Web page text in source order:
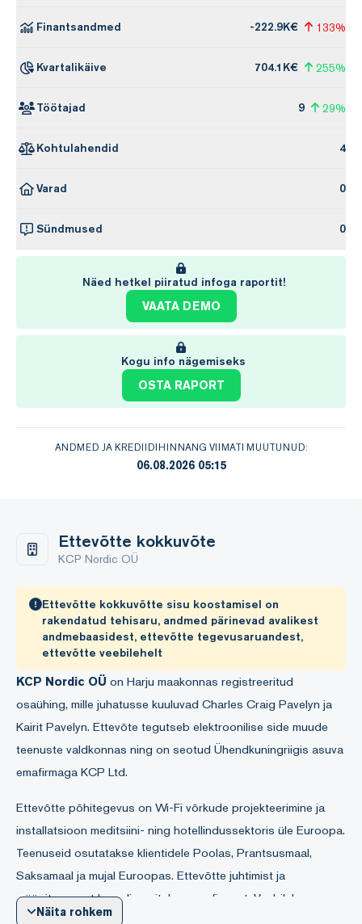
Finantsandmed -222.9K€ 133%
Kvartalikäive 704.1K€ 255%
Töötajad 9 29%
Kohtulahendid 4
Varad 0
Sündmused 0
Näed hetkel piiratud infoga raportit!
VAATA DEMO
Kogu info nägemiseks
OSTA RAPORT
ANDMED JA KREDIIDIHINNANG VIIMATI MUUTUNUD:
06.08.2026 05:15
Ettevõtte kokkuvõte
KCP Nordic OÜ
Ettevõtte kokkuvõtte sisu koostamisel on
rakendatud tehisaru, andmed pärinevad avalikest
andmebaasidest, ettevõtte tegevusaruandest,
ettevõtte veebilehelt
KCP Nordic OÜ on Harju maakonnas registreeritud
osaühing, mille juhatusse kuuluvad Charles Craig Pavelyn ja
Kairit Pavelyn. Ettevõte tegutseb elektroonilise side muude
teenuste valdkonnas ning on seotud Ühendkuningriigis asuva
emafirmaga KCP Ltd.
Ettevõtte põhitegevus on Wi-Fi võrkude projekteerimine ja
installatsioon meditsiini- ning hotellindussektoris üle Euroopa.
Teenuseid osutatakse klientidele Poolas, Prantsusmaal,
Saksamaal ja mujal Euroopas. Ettevõtte juhtimist ja
müügitegevust koordineeritakse emafirmast. Veebilehe
kaubamärgiConqora
Näita rohkem